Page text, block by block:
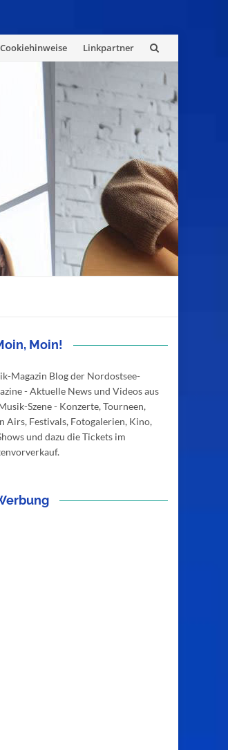
Cookiehinweise Linkpartner
Moin!
Magazin Blog der Nordostsee-
- Aktuelle News und Videos aus
Szene - Konzerte, Tourneen,
Airs, Festivals, Fotogalerien, Kino,
und dazu die Tickets im